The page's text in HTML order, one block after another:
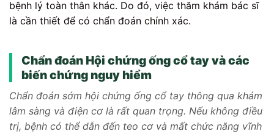
bệnh lý toàn thân khác. Do đó, việc thăm khám bác sĩ
là cần thiết để có chẩn đoán chính xác.
Chẩn đoán Hội chứng ống cổ tay và các
biến chứng nguy hiểm
Chẩn đoán sớm hội chứng ống cổ tay thông qua khám
lâm sàng và điện cơ là rất quan trọng. Nếu không điều
trị, bệnh có thể dẫn đến teo cơ và mất chức năng vĩnh